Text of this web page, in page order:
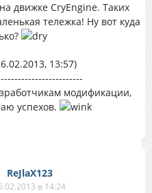
движке CryEngine. Таких
тележка! Ну вот куда
13:57)
модификации,
успехов.
ReJlaX123
в 14:24